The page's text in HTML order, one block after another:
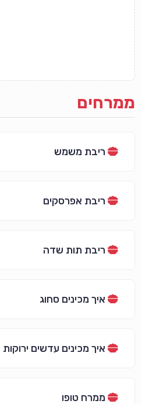
ממרחים
ריבת משמש
ריבת אפרסקים
ריבת תות שדה
איך מכינים סחוג
איך מכינים עדשים ירוקות
ממרח טופו